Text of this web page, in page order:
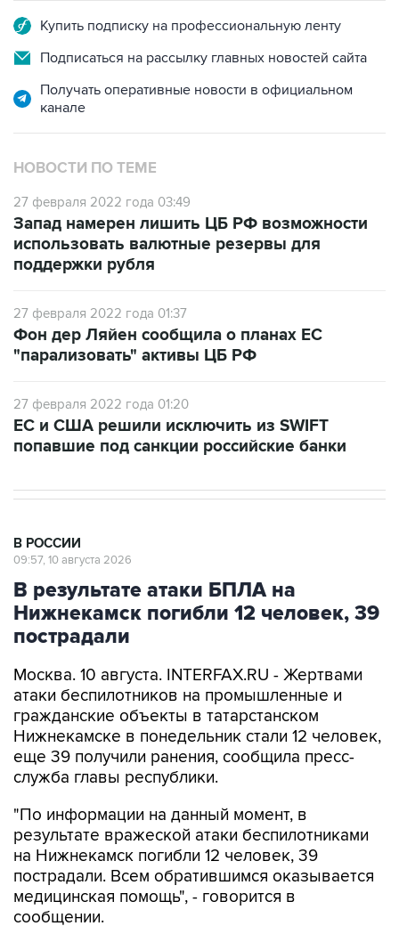
Подписаться на рассылку главных новостей сайта
Получать оперативные новости в официальном
НОВОСТИ ПО ТЕМЕ
27 февраля 2022 года 03:49
использовать валютные резервы для
поддержки рубля
27 февраля 2022 года 01:37
"парализовать" активы ЦБ РФ
27 февраля 2022 года 01:20
попавшие под санкции российские банки
В результате атаки БПЛА на
Нижнекамск погибли 12 человек, 39
пострадали
Москва. 10 августа. INTERFAX.RU - Жертвами
гражданские объекты в татарстанском
Нижнекамске в понедельник стали 12 человек,
еще 39 получили ранения, сообщила пресс-
служба главы республики.
"По информации на данный момент, в
на Нижнекамск погибли 12 человек, 39
пострадали. Всем обратившимся оказывается
медицинская помощь", - говорится в
сообщении.
В свою очередь помощник министра